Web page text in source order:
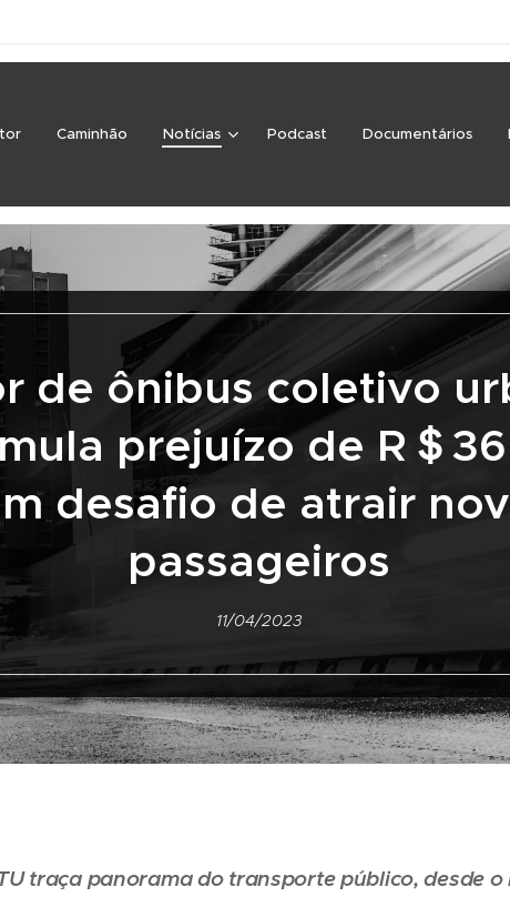
Caminhão Notícias Podcast Documentários
de ônibus coletivo
prejuízo de R＄
desafio de atrair
passageiros
11/04/2023
traça panorama do transporte público, desde